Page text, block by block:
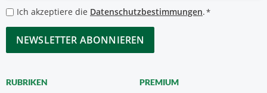
*
Datenschutzbestimmungen
*
Ich akzeptiere die Datenschutzbestimmungen.*
CAPTCHA
RUBRIKEN PREMIUM